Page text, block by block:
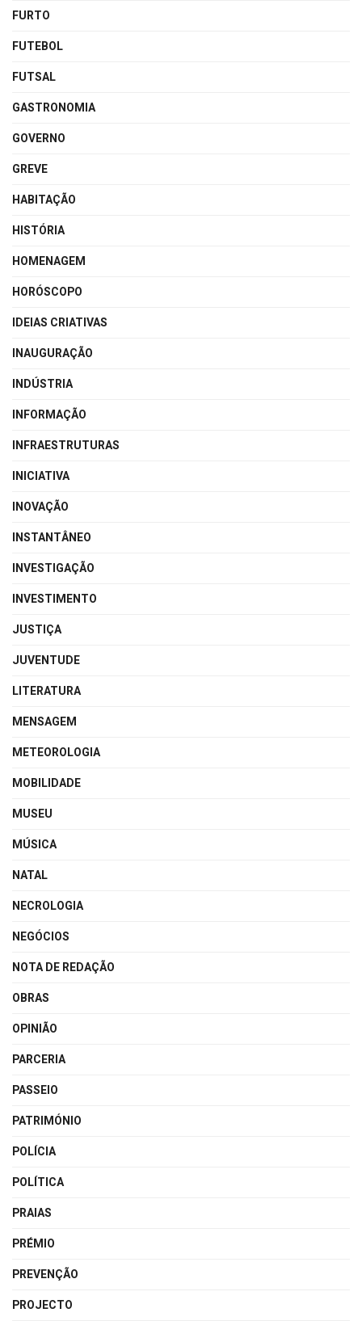
FURTO
FUTEBOL
FUTSAL
GASTRONOMIA
GOVERNO
GREVE
HABITAÇÃO
HISTÓRIA
HOMENAGEM
HORÓSCOPO
IDEIAS CRIATIVAS
INAUGURAÇÃO
INDÚSTRIA
INFORMAÇÃO
INFRAESTRUTURAS
INICIATIVA
INOVAÇÃO
INSTANTÂNEO
INVESTIGAÇÃO
INVESTIMENTO
JUSTIÇA
JUVENTUDE
LITERATURA
MENSAGEM
METEOROLOGIA
MOBILIDADE
MUSEU
MÚSICA
NATAL
NECROLOGIA
NEGÓCIOS
NOTA DE REDAÇÃO
OBRAS
OPINIÃO
PARCERIA
PASSEIO
PATRIMÓNIO
POLÍCIA
POLÍTICA
PRAIAS
PRÉMIO
PREVENÇÃO
PROJECTO